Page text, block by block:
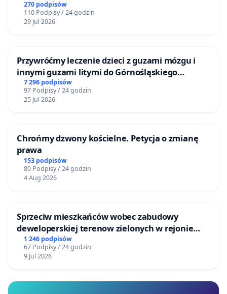
mieszkańców
270 podpisów
110 Podpisy / 24 godzin
29 Jul 2026
Przywróćmy leczenie dzieci z guzami mózgu i
innymi guzami litymi do Górnośląskiego
Centrum Zdrowia Dziecka w Katowicach
7 296 podpisów
97 Podpisy / 24 godzin
25 Jul 2026
Chrońmy dzwony kościelne. Petycja o zmianę
prawa
153 podpisów
80 Podpisy / 24 godzin
4 Aug 2026
Sprzeciw mieszkańców wobec zabudowy
deweloperskiej terenow zielonych w rejonie
Bulwarów Straceńskich w Bielsku-Białej
1 246 podpisów
67 Podpisy / 24 godzin
9 Jul 2026